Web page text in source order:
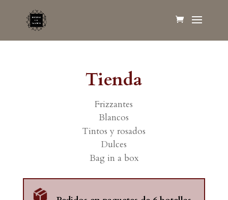
Tienda
Frizzantes
Blancos
Tintos y rosados
Dulces
Bag in a box